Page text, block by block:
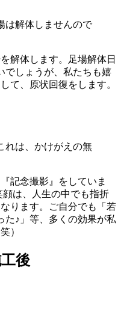
は解体しませんので
解体します。足場解体日
でしょうが、私たちも嬉
て、原状回復をします。
れは、かけがえの無
記念撮影』をしていま
は、人生の中でも指折
ります。ご自分でも「若
た♪」等、多くの効果が私
）
後